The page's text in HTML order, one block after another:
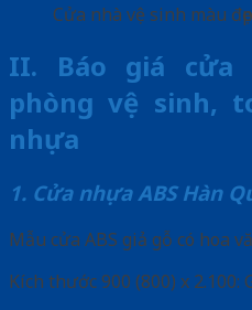
Cửa nhà vệ sinh màu đẹp
II. Báo giá cửa
phòng vệ sinh,
nhựa
1. Cửa nhựa ABS Hàn
Mẫu cửa ABS giả gỗ có hoa
Kích thước 900 (800) x 2.100: